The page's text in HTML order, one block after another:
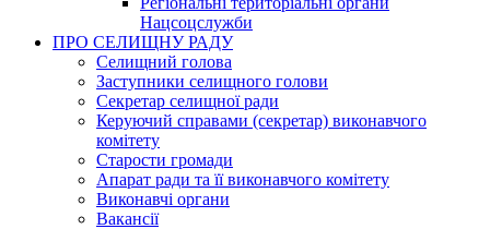
Нацсоцслужби
ПРО СЕЛИЩНУ РАДУ
Селищний голова
Заступники селищного голови
Секретар селищної ради
Керуючий справами (секретар) виконавчого
комітету
Старости громади
Апарат ради та її виконавчого комітету
Виконавчі органи
Вакансії